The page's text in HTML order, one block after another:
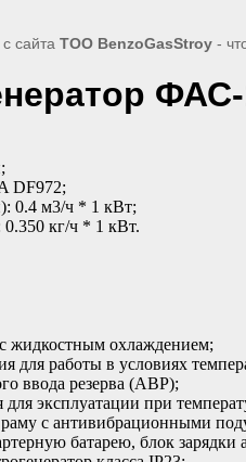
сайта TOO BenzoGasStroy -
DF972;
0.4 м3/ч * 1 кВт;
кг/ч * 1 кВт.
жидкостным охлаждением;
для работы в условиях
ввода резерва (АВР);
для эксплуатации при
с антивибрационными
батарею, блок зарядки